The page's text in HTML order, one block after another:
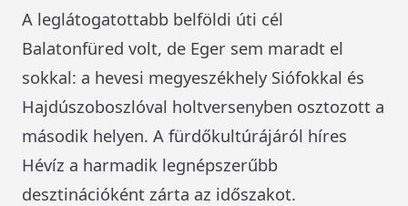
A leglátogatottabb belföldi úti cél
Balatonfüred volt, de Eger sem maradt el
sokkal: a hevesi megyeszékhely Siófokkal és
Hajdúszoboszlóval holtversenyben osztozott a
második helyen. A fürdőkultúrájáról híres
Hévíz a harmadik legnépszerűbb
desztinációként zárta az időszakot.